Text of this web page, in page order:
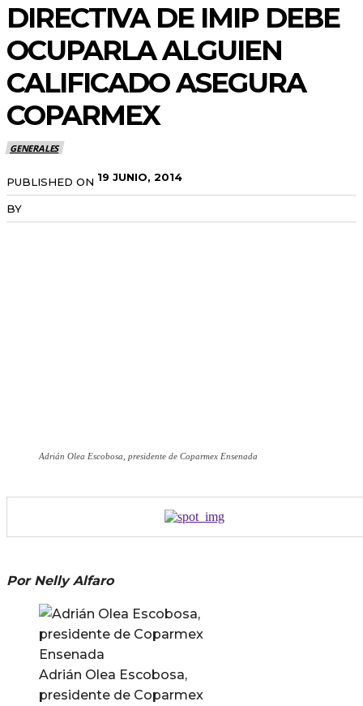
DIRECTIVA DE IMIP DEBE
OCUPARLA ALGUIEN
CALIFICADO ASEGURA
COPARMEX
GENERALES
PUBLISHED ON 19 JUNIO, 2014
BY
Adrián Olea Escobosa, presidente de Coparmex Ensenada
Por Nelly Alfaro
Adrián Olea Escobosa,
presidente de Coparmex